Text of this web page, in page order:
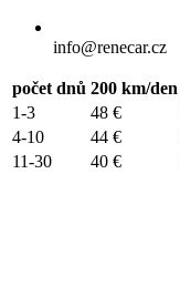
info@renecar.cz
počet dnů 200 km/den
1-3
48 €
4-10
44 €
11-30
40 €